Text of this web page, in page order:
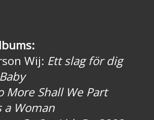
Wij: Ett slag för dig
More Shall We Part
a Woman